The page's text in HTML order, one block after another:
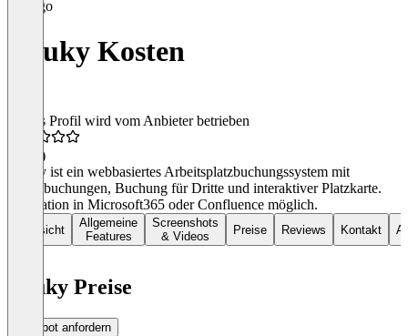
Buuky Kosten
Dieses Profil wird vom Anbieter betrieben
(9)
Buuky ist ein webbasiertes Arbeitsplatzbuchungssystem mit
Serienbuchungen, Buchung für Dritte und interaktiver Platzkarte.
Integration in Microsoft365 oder Confluence möglich.
Übersicht
Allgemeine
Features
Screenshots
& Videos
Preise Reviews Kontakt
Buuky Preise
Angebot anfordern